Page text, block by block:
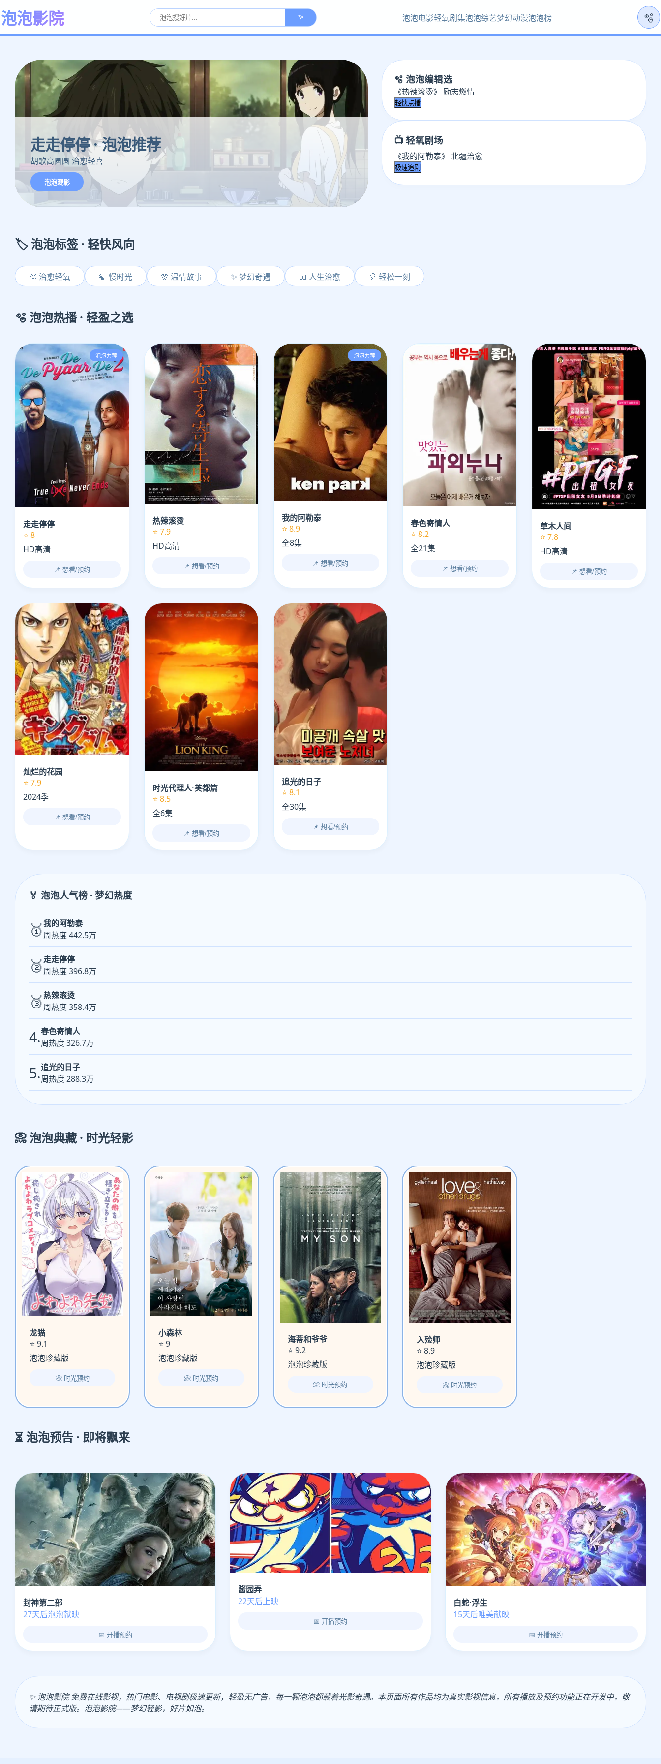
泡泡影院 ✨ 泡泡电影轻氧剧集泡泡综艺梦幻动漫泡泡榜 🫧
走走停停 · 泡泡推荐
胡歌高圆圆 治愈轻喜
泡泡观影
🫧 泡泡编辑选
《热辣滚烫》 励志燃情
轻快点播
📺 轻氧剧场
《我的阿勒泰》 北疆治愈
极速追剧
🏷️ 泡泡标签 · 轻快风向
🫧 治愈轻氧 🍃 慢时光 🌸 温情故事 ✨ 梦幻奇遇 📖 人生治愈 🎈 轻松一刻
🫧 泡泡热播 · 轻盈之选
泡泡力荐
走走停停
⭐ 8
HD高清
📌 想看/预约
热辣滚烫
⭐ 7.9
HD高清
📌 想看/预约
泡泡力荐
我的阿勒泰
⭐ 8.9
全8集
📌 想看/预约
春色寄情人
⭐ 8.2
全21集
📌 想看/预约
草木人间
⭐ 7.8
HD高清
📌 想看/预约
灿烂的花园
⭐ 7.9
2024季
📌 想看/预约
时光代理人·英都篇
⭐ 8.5
全6集
📌 想看/预约
追光的日子
⭐ 8.1
全30集
📌 想看/预约
🏅 泡泡人气榜 · 梦幻热度
🥇我的阿勒泰
周热度 442.5万
🥈走走停停
周热度 396.8万
🥉热辣滚烫
周热度 358.4万
4.春色寄情人
周热度 326.7万
5.追光的日子
周热度 288.3万
📀 泡泡典藏 · 时光轻影
龙猫
⭐ 9.1
泡泡珍藏版
📀 时光预约
小森林
⭐ 9
泡泡珍藏版
📀 时光预约
海蒂和爷爷
⭐ 9.2
泡泡珍藏版
📀 时光预约
入殓师
⭐ 8.9
泡泡珍藏版
📀 时光预约
⏳ 泡泡预告 · 即将飘来
封神第二部
27天后泡泡献映
📅 开播预约
酱园弄
22天后上映
📅 开播预约
白蛇·浮生
15天后唯美献映
📅 开播预约
✨ 泡泡影院 免费在线影视，热门电影、电视剧极速更新，轻盈无广告，每一颗泡泡都载着光影奇遇。本页面所有作品均为真实影视信息，所有播放及预约功能正在开发中，敬
请期待正式版。泡泡影院——梦幻轻影，好片如泡。